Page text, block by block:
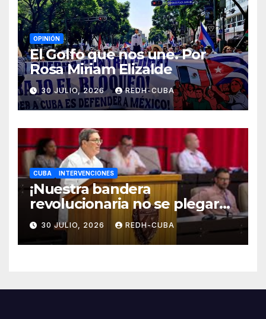
OPINIÓN
El Golfo que nos une. Por
Rosa Miriam Elizalde
30 JULIO, 2026 REDH-CUBA
CUBA INTERVENCIONES
¡Nuestra bandera
revolucionaria no se plegará
jamás! Por Bruno Rodríguez
Parrilla
30 JULIO, 2026 REDH-CUBA